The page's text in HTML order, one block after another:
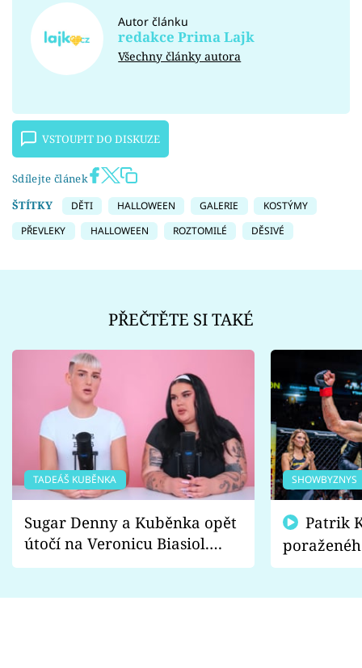
Autor článku
redakce Prima Lajk
Všechny články autora
VSTOUPIT DO DISKUZE
Sdílejte článek
ŠTÍTKY
DĚTI HALLOWEEN GALERIE
KOSTÝMY
PŘEVLEKY
HALLOWEEN ROZTOMILÉ DĚSIVÉ
PŘEČTĚTE SI TAKÉ
TADEÁŠ KUBĚNKA
Sugar Denny a Kuběnka opět
útočí na Veronicu Biasiol.
Proč je podle nich falešná a
SHOWBYZNYS
fanoušci